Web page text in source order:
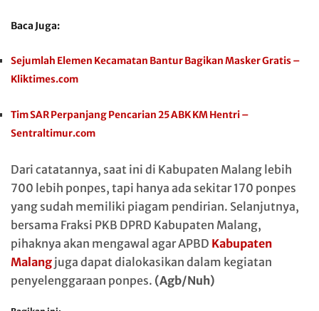
Baca Juga:
Sejumlah Elemen Kecamatan Bantur Bagikan Masker Gratis –
Kliktimes.com
Tim SAR Perpanjang Pencarian 25 ABK KM Hentri –
Sentraltimur.com
Dari catatannya, saat ini di Kabupaten Malang lebih
700 lebih ponpes, tapi hanya ada sekitar 170 ponpes
yang sudah memiliki piagam pendirian. Selanjutnya,
bersama Fraksi PKB DPRD Kabupaten Malang,
pihaknya akan mengawal agar APBD Kabupaten
Malang juga dapat dialokasikan dalam kegiatan
penyelenggaraan ponpes. (Agb/Nuh)